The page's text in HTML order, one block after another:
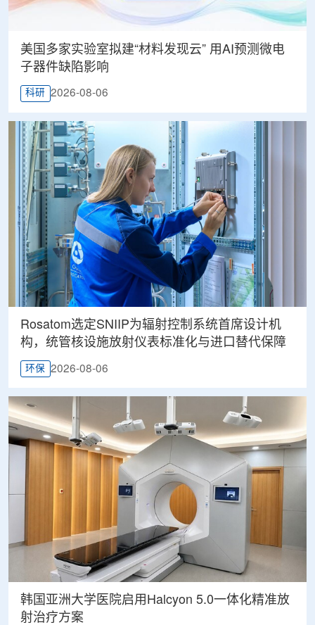
美国多家实验室拟建“材料发现云” 用AI预测微电
子器件缺陷影响
科研 2026-08-06
Rosatom选定SNIIP为辐射控制系统首席设计机
构，统管核设施放射仪表标准化与进口替代保障
环保 2026-08-06
韩国亚洲大学医院启用Halcyon 5.0一体化精准放
射治疗方案